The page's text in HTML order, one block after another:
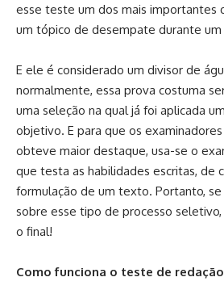
esse teste um dos mais importantes
um tópico de desempate durante
E ele é considerado um divisor de
normalmente, essa prova costuma
uma seleção na qual já foi aplicada
objetivo. E para que os
obteve maior destaque, usa-se o
que testa as habilidades escritas, de
formulação de um texto. Portanto,
sobre esse tipo de processo
o final!
Como funciona o teste de redação